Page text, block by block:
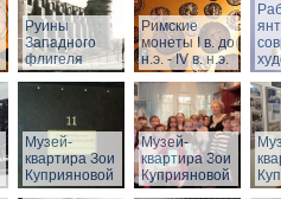
Руины
Западного
флигеля
Римские
монеты I в. до
н.э. - IV в. н.э.
Музей-
квартира Зои
Куприяновой
Музей-
квартира Зои
Куприяновой